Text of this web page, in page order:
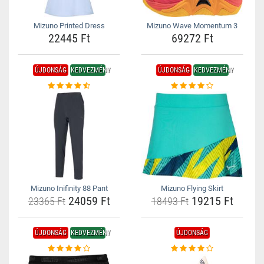
Mizuno Printed Dress
22445 Ft
Mizuno Wave Momentum 3
69272 Ft
ÚJDONSÁG KEDVEZMÉNY
Mizuno Inifinity 88 Pant
23365 Ft24059 Ft
ÚJDONSÁG KEDVEZMÉNY
Mizuno Flying Skirt
18493 Ft19215 Ft
ÚJDONSÁG KEDVEZMÉNY ÚJDONSÁG